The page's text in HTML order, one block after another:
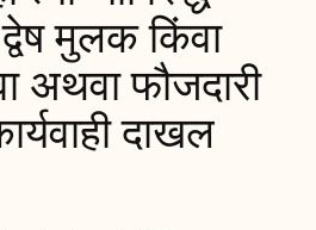
मुलक किंवा
अथवा फौजदारी
दाखल